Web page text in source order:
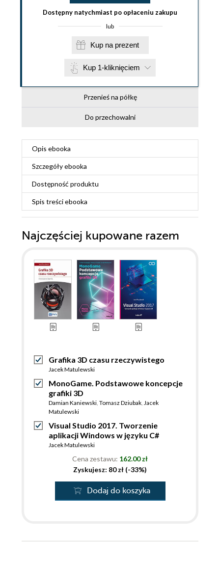
Dostępny natychmiast po opłaceniu zakupu
lub
Kup na prezent
Kup 1-kliknięciem
Przenieś na półkę
Do przechowalni
Opis ebooka
Szczegółyebooka
Dostępność produktu
Spis treściebooka
Najczęściej kupowane razem
Grafika 3D czasu rzeczywistego
Jacek Matulewski
MonoGame. Podstawowe koncepcje
grafiki 3D
Damian Kaniewski, Tomasz Dziubak, Jacek
Matulewski
Visual Studio 2017. Tworzenie
aplikacji Windows w języku C#
Jacek Matulewski
Cena zestawu: 162.00 zł
Zyskujesz: 80 zł (-33%)
Dodaj do koszyka